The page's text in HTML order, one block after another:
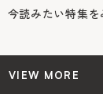
今読みたい特集を
VIEW MORE